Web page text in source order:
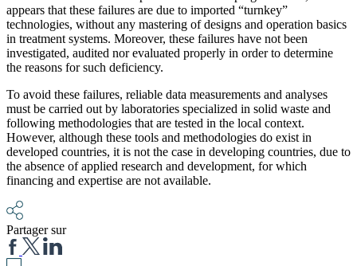
appears that these failures are due to imported “turnkey”
technologies, without any mastering of designs and operation basics
in treatment systems. Moreover, these failures have not been
investigated, audited nor evaluated properly in order to determine
the reasons for such deficiency.
To avoid these failures, reliable data measurements and analyses
must be carried out by laboratories specialized in solid waste and
following methodologies that are tested in the local context.
However, although these tools and methodologies do exist in
developed countries, it is not the case in developing countries, due to
the absence of applied research and development, for which
financing and expertise are not available.
Partager sur